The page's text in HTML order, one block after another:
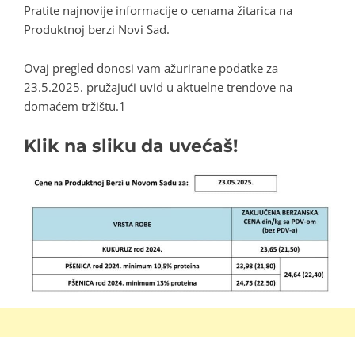
Pratite najnovije informacije o cenama žitarica na
Produktnoj berzi Novi Sad.
Ovaj pregled donosi vam ažurirane podatke za
23.5.2025. pružajući uvid u aktuelne trendove na
domaćem tržištu.1
Klik na sliku da uvećaš!